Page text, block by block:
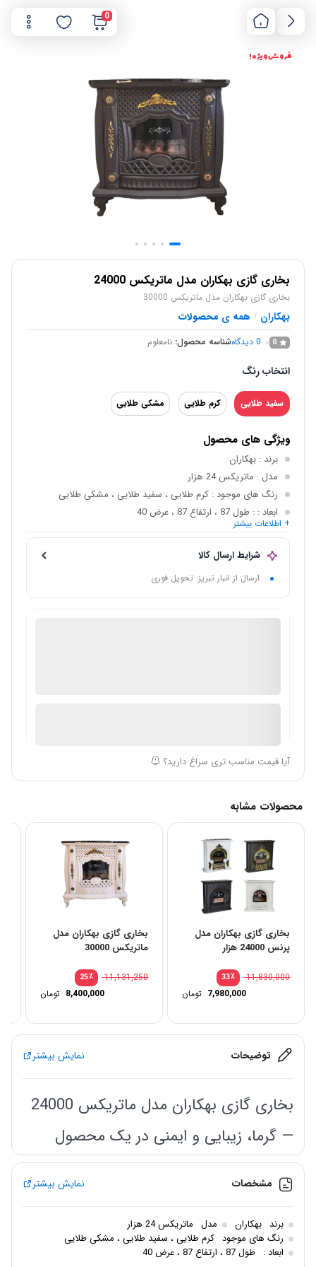
0
فروش ویژه !
بخاری گازی بهکاران مدل ماتریکس 24000
بخاری گازی بهکاران مدل ماتریکس 30000
بهکاران / همه ی محصولات
0
0 دیدگاهشناسه محصول: نامعلوم
انتخاب رنگ
سفید طلایی کرم طلایی مشکی طلایی
ویژگی های محصول
برند : بهکاران
مدل : ماتریکس 24 هزار
رنگ های موجود: کرم طلایی ، سفید طلایی ، مشکی طلایی
ابعاد : : طول 87 ، ارتفاع 87 ، عرض 40
وزن : : 31 کیلوگرم
انتخاب رنگ
سفید طلایی
+ اطلاعات بیشتر
شرایط ارسال کالا
ارسال از انبار تبریز: تحویل فوری
آیا قیمت مناسب تری سراغ دارید؟
محصولات مشابه
بخاری گازی بهکاران مدل
پرنس 24000 هزار
٪33
11,830,000
7,980,000 تومان
بخاری گازی بهکاران مدل
ماتریکس 30000
٪25
11,131,250
8,400,000 تومان
توضیحات نمایش بیشتر
بخاری گازی بهکاران مدل ماتریکس 24000
— گرما، زیبایی و ایمنی در یک محصول
اگر به دنبالبخاریگازی قدرتمند برای روزهای سرد زمستان هستید،
بخاری گازیبهکاران
بهترین انتخاب برای شماست.
این بخاری با طراحی مدرن، راندمان حرارتی بالا و مصرف بهینه‌ی گاز،
به‌راحتی محیط‌های بزرگ را گرم و دلپذیر می‌کند.
—
مشخصات نمایش بیشتر
برند بهکاران مدل ماتریکس 24 هزار
رنگ های موجود کرم طلایی ، سفید طلایی ، مشکی طلایی
ابعاد : طول 87 ، ارتفاع 87 ، عرض 40